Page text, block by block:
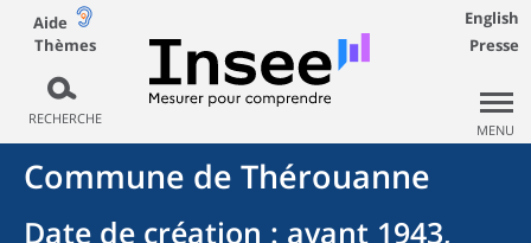
Aide
Thèmes
RECHERCHE
English
Presse
MENU
Commune de Thérouanne
Date de création : avant 1943,